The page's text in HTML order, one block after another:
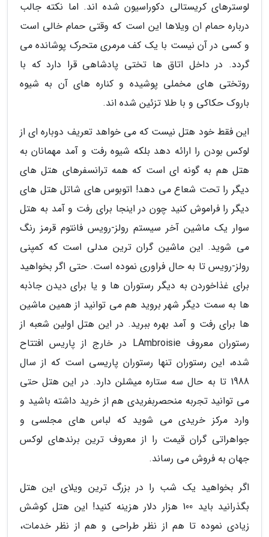
لوسترهای کریستالی دکوراسیون شده اند. اما نکته جالب
درباره حمام ان ویلاها این است که وقتی حمام خالی است
و کسی در آن نیست با یک کف مرمری متحرک پوشانده می
گردد. در داخل اتاق ها تختی پادشاهی قرا دارد که با
روتختی های مخملی پوشیده و کناره های آن به شیوه
باروک حکاکی و با طلا تزئین شده اند.
این فقط خود هتل نیست که می خواهد تعریف دوباره ای از
لوکس بودن را ارائه دهد بلکه شیوه رفت و آمد مهمانان به
هتل هم به گونه ای است که همه ترانسفرهای هتل های
دیگر را تحت شعاع می دهد! اتوبوس های شاتل هتل های
دیگر را فراموش کنید چون در اینجا برای رفت و آمد به هتل
سوار یک ماشین آخر سیستم رولز-رویس فانتوم قرمز رنگ
می شوید. این ماشین گران ترین مدلی است که کمپنی
رولز-رویس تا به حال فراوری نموده است. حتی اگر بخواهید
برای غذاخوردن به دیگر رستوران ها و یا برای دیدن جاذبه
ها به سمت دیگر شهر بروید هم می توانید از همین ماشین
ها برای رفت و آمد بهره ببرید. در این هتل اولین شعبه از
رستوران معروف LAmbroisie در خارج از پاریس افتتاح
شده، این رستوران تنها رستوران پاریسی است که از سال
1988 تا به حال سه ستاره میشلن دارد. در این هتل حتی
می توانید تجربه منحصربفریدی هم از خرید داشته باشید و
وارد مرکز خریدی می شوید که لباس های مجلسی و
جواهراتی گران قیمت را از معروف ترین برندهای لوکس
جهان به فروش می رساند.
اگر بخواهید یک شب را در بزرگ ترین ویلای این هتل
بگذرانید باید 100 هزار دلار هزینه کنید! این هتل کوشش
زیادی نموده تا هم از نظر طراحی و هم از نظر خدمات،